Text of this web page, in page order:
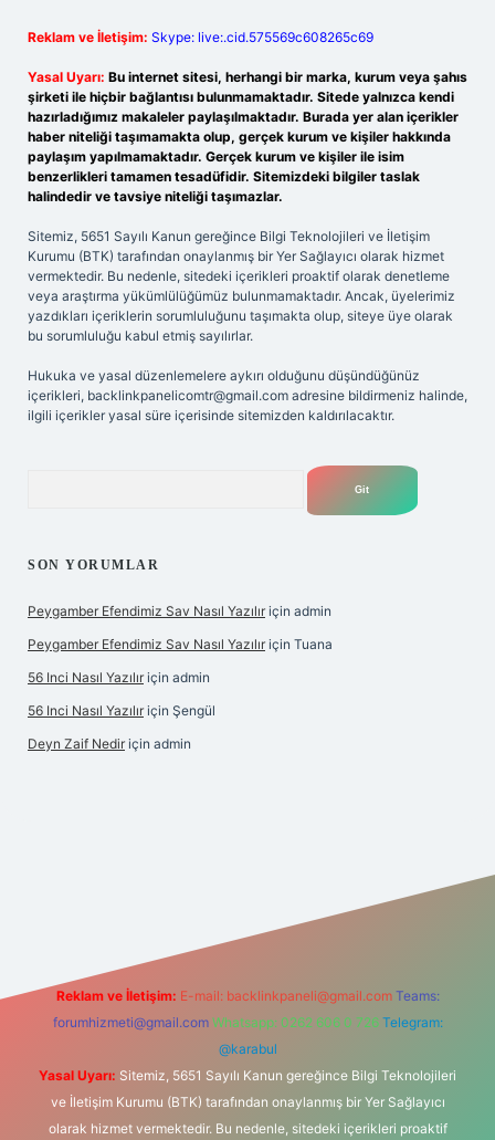
Reklam ve İletişim: Skype: live:.cid.575569c608265c69
Yasal Uyarı: Bu internet sitesi, herhangi bir marka, kurum veya şahıs
şirketi ile hiçbir bağlantısı bulunmamaktadır. Sitede yalnızca kendi
hazırladığımız makaleler paylaşılmaktadır. Burada yer alan içerikler
haber niteliği taşımamakta olup, gerçek kurum ve kişiler hakkında
paylaşım yapılmamaktadır. Gerçek kurum ve kişiler ile isim
benzerlikleri tamamen tesadüfidir. Sitemizdeki bilgiler taslak
halindedir ve tavsiye niteliği taşımazlar.
Sitemiz, 5651 Sayılı Kanun gereğince Bilgi Teknolojileri ve İletişim
Kurumu (BTK) tarafından onaylanmış bir Yer Sağlayıcı olarak hizmet
vermektedir. Bu nedenle, sitedeki içerikleri proaktif olarak denetleme
veya araştırma yükümlülüğümüz bulunmamaktadır. Ancak, üyelerimiz
yazdıkları içeriklerin sorumluluğunu taşımakta olup, siteye üye olarak
bu sorumluluğu kabul etmiş sayılırlar.
Hukuka ve yasal düzenlemelere aykırı olduğunu düşündüğünüz
içerikleri, backlinkpanelicomtr@gmail.com adresine bildirmeniz halinde,
ilgili içerikler yasal süre içerisinde sitemizden kaldırılacaktır.
SON YORUMLAR
Peygamber Efendimiz Sav Nasıl Yazılır için admin
Peygamber Efendimiz Sav Nasıl Yazılır için Tuana
56 Inci Nasıl Yazılır için admin
56 Inci Nasıl Yazılır için Şengül
Deyn Zaif Nedir için admin
Reklam ve İletişim: E-mail: backlinkpaneli@gmail.com Teams:
forumhizmeti@gmail.com Whatsapp: 0262 606 0 726 Telegram:
@karabul
Yasal Uyarı: Sitemiz, 5651 Sayılı Kanun gereğince Bilgi Teknolojileri
ve İletişim Kurumu (BTK) tarafından onaylanmış bir Yer Sağlayıcı
olarak hizmet vermektedir. Bu nedenle, sitedeki içerikleri proaktif